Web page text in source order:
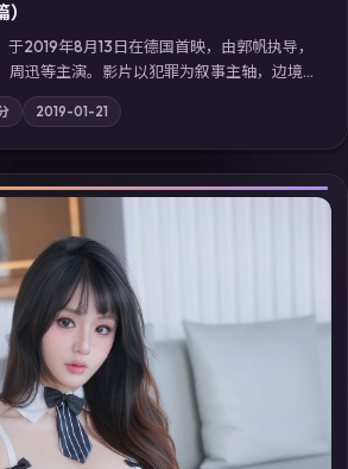
2019年8月13日在德国首映，由郭帆执导，
周迅等主演。影片以犯罪为叙事主轴，边境
名信彻底打破；摄影与配乐强化地域气质；
免费观看高清电视剧在线看」延展检索同类
清在线追剧体验。
2019-01-21
▶